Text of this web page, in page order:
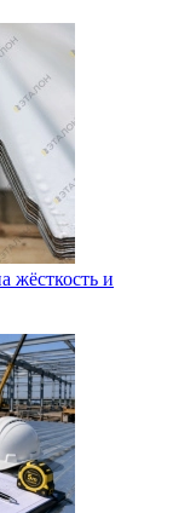
жёсткость и